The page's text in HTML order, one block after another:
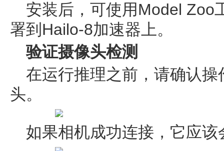
安装后，可使用Model Zoo
署到Hailo-8加速器上。
验证摄像头检测
在运行推理之前，请确认
头。
如果相机成功连接，它应